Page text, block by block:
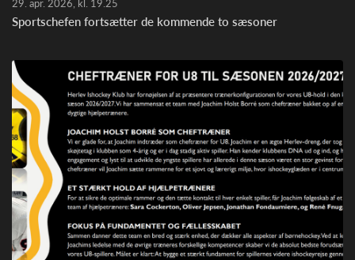
29. apr. 2026, kl. 19.25
Sportschefen fortsætter de kommende to sæsoner